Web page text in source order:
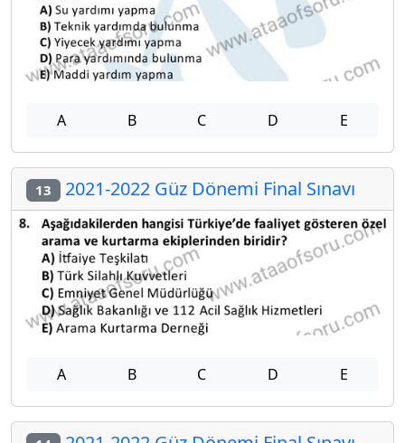
A B C D E
13 2021-2022 Güz Dönemi Final Sınavı
A B C D E